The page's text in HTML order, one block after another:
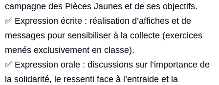
campagne des Pièces Jaunes et de ses objectifs.
✅ Expression écrite : réalisation d’affiches et de
messages pour sensibiliser à la collecte (exercices
menés exclusivement en classe).
✅ Expression orale : discussions sur l’importance de
la solidarité, le ressenti face à l’entraide et la